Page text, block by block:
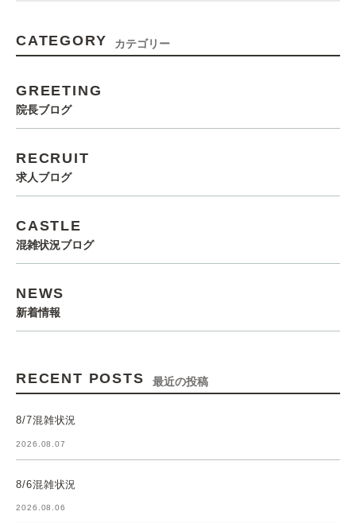
CATEGORY カテゴリー
GREETING
院長ブログ
RECRUIT
求人ブログ
CASTLE
混雑状況ブログ
NEWS
新着情報
RECENT POSTS 最近の投稿
8/7混雑状況
2026.08.07
8/6混雑状況
2026.08.06